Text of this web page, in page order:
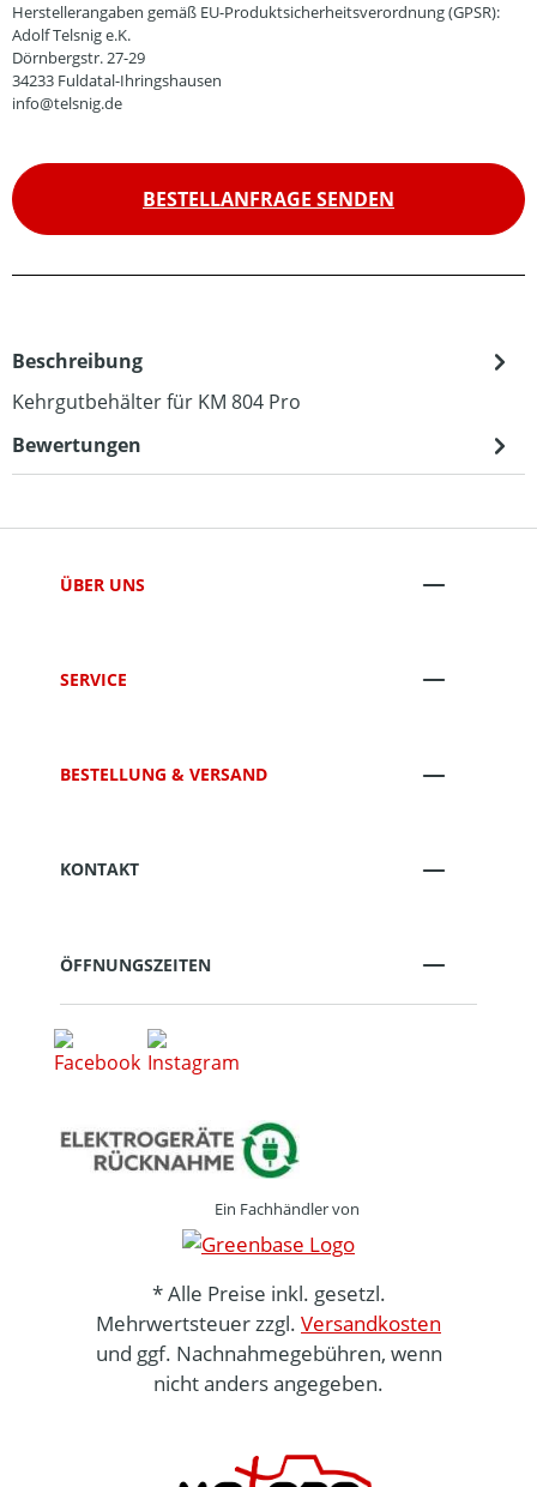
Herstellerangaben gemäß EU-Produktsicherheitsverordnung (GPSR):
Adolf Telsnig e.K.
Dörnbergstr. 27-29
34233 Fuldatal-Ihringshausen
info@telsnig.de
BESTELLANFRAGE SENDEN
Beschreibung
Kehrgutbehälter für KM 804 Pro
Bewertungen
ÜBER UNS
SERVICE
BESTELLUNG & VERSAND
KONTAKT
ÖFFNUNGSZEITEN
Ein Fachhändler von
* Alle Preise inkl. gesetzl.
Mehrwertsteuer zzgl. Versandkosten
und ggf. Nachnahmegebühren, wenn
nicht anders angegeben.